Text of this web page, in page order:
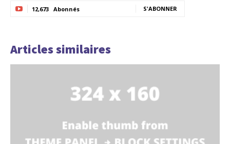
12,673 Abonnés S'ABONNER
Articles similaires